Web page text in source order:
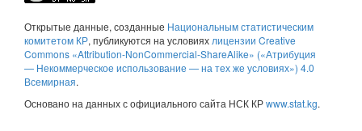
Открытые данные, созданные Национальным статистическим
комитетом КР, публикуются на условиях лицензии Creative
Commons «Attribution-NonCommercial-ShareAlike» («Атрибуция
— Некоммерческое использование — на тех же условиях») 4.0
Всемирная.
Основано на данных с официального сайта НСК КРwww.stat.kg.